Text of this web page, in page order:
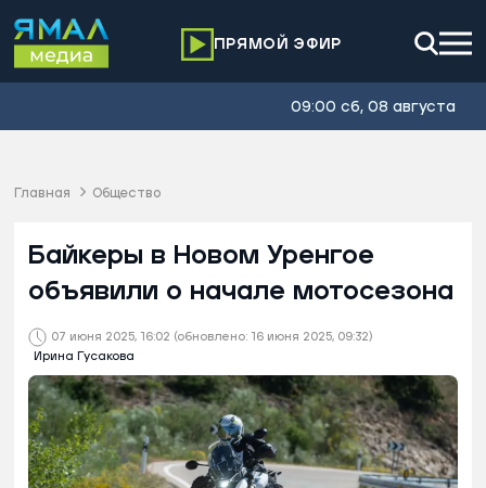
ПРЯМОЙ ЭФИР
09:00 сб, 08 августа
Главная Общество
07 июня 2025, 16:02 (обновлено: 16 июня 2025, 09:32)
Ирина Гусакова
Байкеры в Новом Уренгое
объявили о начале мотосезона